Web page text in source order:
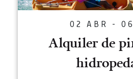
02 ABR - 06
Alquiler de